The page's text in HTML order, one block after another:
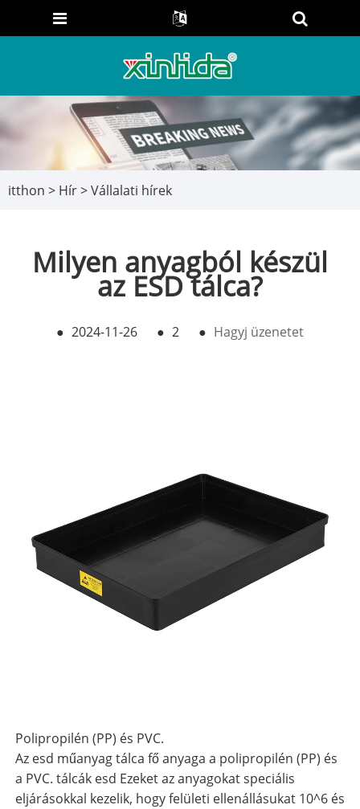
itthon > Hír>Vállalati hírek
Milyen anyagból készül
az ESD tálca?
● 2024-11-26 ● 2 ● Hagyj üzenetet
Polipropilén (PP) és PVC.
Az esd műanyag tálca fő anyaga a polipropilén (PP) és
a PVC. tálcák esd Ezeket az anyagokat speciális
eljárásokkal kezelik, hogy felületi ellenállásukat 10^6 és